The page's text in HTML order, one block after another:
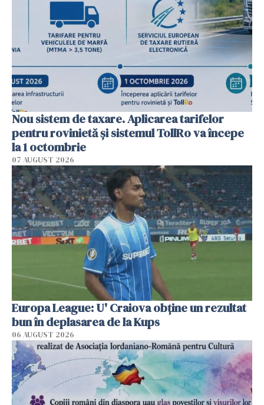
Nou sistem de taxare. Aplicarea tarifelor
pentru rovinietă şi sistemul TollRo va începe
la 1 octombrie
07 AUGUST 2026
Europa League: U' Craiova obține un rezultat
bun în deplasarea de la Kups
06 AUGUST 2026